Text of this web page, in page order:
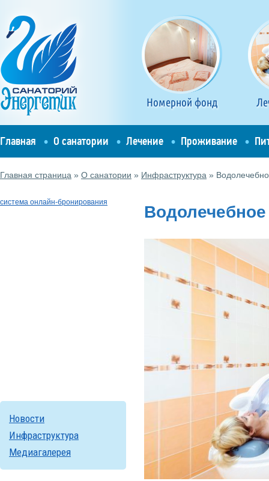
Номерной фонд
Главная О санатории Лечение Проживание
Главная страница » О санатории » Инфраструктура »
система онлайн-бронирования
Новости
Инфраструктура
Медиагалерея